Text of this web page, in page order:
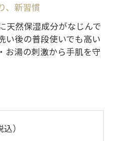
、新習慣
天然保湿成分がなじんで
い後の普段使いでも高い
お湯の刺激から手肌を守